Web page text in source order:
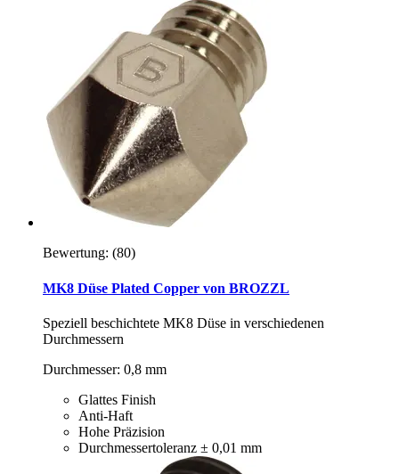
Bewertung: (80)
MK8 Düse Plated Copper von BROZZL
Speziell beschichtete MK8 Düse in verschiedenen
Durchmessern
Durchmesser: 0,8 mm
Glattes Finish
Anti-Haft
Hohe Präzision
Durchmessertoleranz ± 0,01 mm